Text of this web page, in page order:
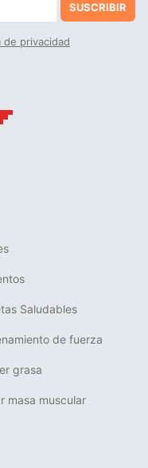
SUSCRIBIR
de privacidad
Saludables
de fuerza
grasa
masa muscular